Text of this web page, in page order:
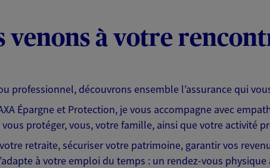
venons à votre
professionnel, découvrons ensemble l’assurance qui
Épargne et Protection, je vous accompagne avec
vous protéger, vous, votre famille, ainsi que votre activité
retraite, sécuriser votre patrimoine, garantir vos
à votre emploi du temps : un rendez-vous